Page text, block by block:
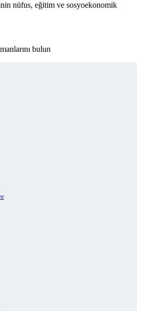
nüfus, eğitim ve sosyoekonomik
bulun